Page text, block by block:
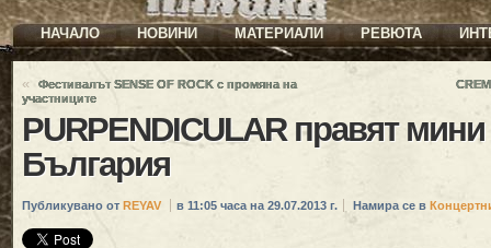
НАЧАЛО НОВИНИ МАТЕРИАЛИ РЕВЮТА
«
Фестивалът SENSE OF ROCK с промяна на
участниците
PURPENDICULAR правят
България
Публикувано от REYAV в 11:05 часа на 29.07.2013 г. Намира се в